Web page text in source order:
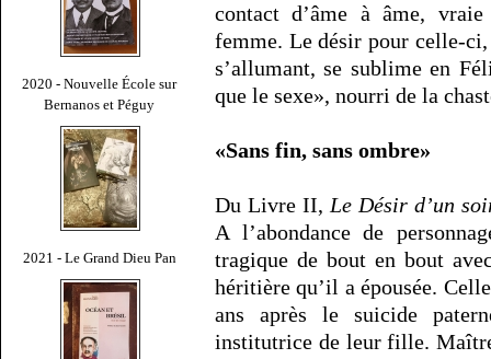
2020 - Nouvelle École sur
Bernanos et Péguy
2021 - Le Grand Dieu Pan
contact d’âme à âme,
femme. Le désir pour celle-
s’allumant, se sublime en
que le sexe», nourri de la
«Sans fin, sans ombre»
Du Livre II, Le Désir d’un
A l’abondance de
tragique de bout en bout
héritière qu’il a épousée.
ans après le suicide
institutrice de leur fille.